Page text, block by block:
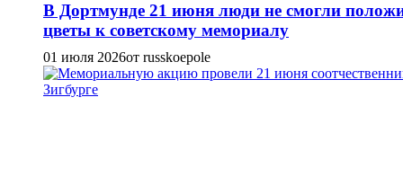
В Дортмунде 21 июня люди не смогли
цветы к советскому мемориалу
01 июля 2026от russkoepole